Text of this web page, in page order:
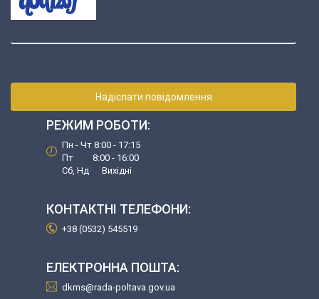
Надіслати повідомлення
РЕЖИМ РОБОТИ:
Пн - Чт 8:00 - 17:15
Пт 8:00 - 16:00
Сб, Нд Вихідні
КОНТАКТНІ ТЕЛЕФОНИ:
+38 (0532) 545519
ЕЛЕКТРОННА ПОШТА:
dkms@rada-poltava.gov.ua